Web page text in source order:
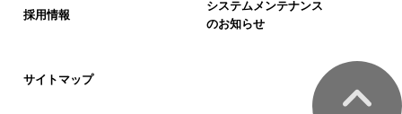
採用情報
システムメンテナンス
のお知らせ
サイトマップ